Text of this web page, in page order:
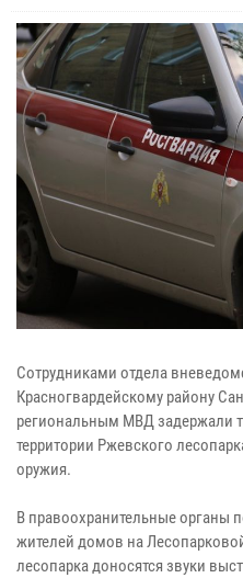
Сотрудниками отдела
Красногвардейскому району
региональным МВД задержали
территории Ржевского
оружия.
В правоохранительные органы
жителей домов на
лесопарка доносятся звуки